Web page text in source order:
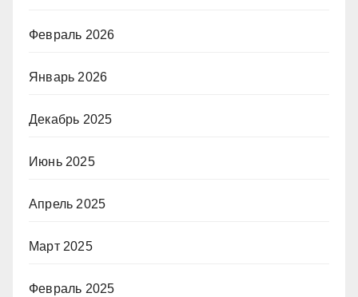
Февраль 2026
Январь 2026
Декабрь 2025
Июнь 2025
Апрель 2025
Март 2025
Февраль 2025